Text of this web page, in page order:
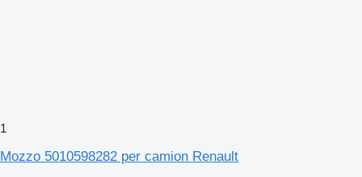
1
Mozzo 5010598282 per camion Renault